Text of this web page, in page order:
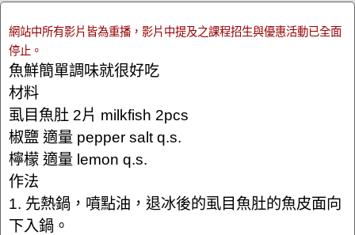
網站中所有影片皆為重播，影片中提及之課程招生與優惠活動已全面
停止。
魚鮮簡單調味就很好吃
材料
虱目魚肚 2片 milkfish 2pcs
椒鹽 適量 pepper salt q.s.
檸檬 適量 lemon q.s.
作法
1. 先熱鍋，噴點油，退冰後的虱目魚肚的魚皮面向
下入鍋。